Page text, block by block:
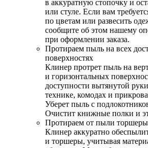
в аккуратную стопочку и
или стуле. Если вам
по цветам или развесить
сообщите об этом нашему
при оформлении заказа.
Протираем пыль на всех
поверхностях
Клинер протрет пыль на
и горизонтальных
доступности вытянутой
технике, комодах и
Уберет пыль с
Очистит книжные полки и
Протираем от пыли
Клинер аккуратно
и торшеры, учитывая